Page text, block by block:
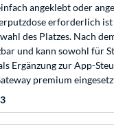
angeklebt oder
erforderlich
des Platzes. Nach
und kann sowohl für
Ergänzung zur App-
premium